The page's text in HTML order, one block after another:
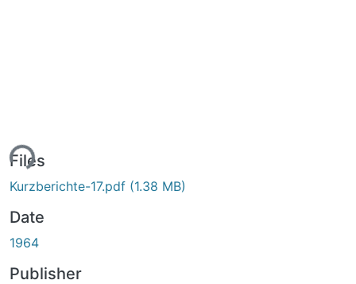
Files
Kurzberichte-17.pdf (1.38 MB)
Date
1964
Publisher